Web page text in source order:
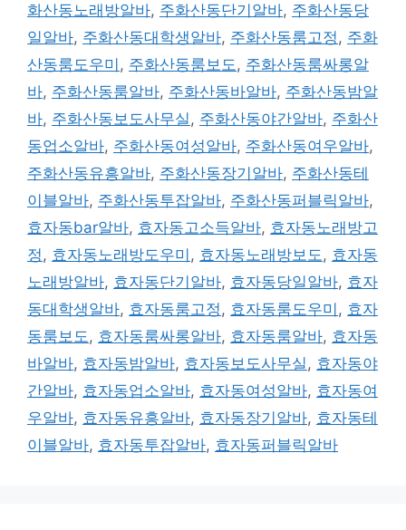
화산동노래방알바, 주화산동단기알바, 주화산동당
일알바, 주화산동대학생알바, 주화산동룸고정, 주화
산동룸도우미 , 주화산동룸보도, 주화산동룸싸롱알
바, 주화산동룸알바, 주화산동바알바, 주화산동밤알
바, 주화산동보도사무실, 주화산동야간알바, 주화산
동업소알바, 주화산동여성알바, 주화산동여우알바,
주화산동유흥알바, 주화산동장기알바, 주화산동테
이블알바, 주화산동투잡알바, 주화산동퍼블릭알바,
효자동bar알바, 효자동고소득알바, 효자동노래방고
정, 효자동노래방도우미 , 효자동노래방보도, 효자동
노래방알바, 효자동단기알바, 효자동당일알바, 효자
동대학생알바, 효자동룸고정, 효자동룸도우미 , 효자
동룸보도, 효자동룸싸롱알바, 효자동룸알바, 효자동
바알바, 효자동밤알바, 효자동보도사무실, 효자동야
간알바, 효자동업소알바, 효자동여성알바, 효자동여
우알바, 효자동유흥알바, 효자동장기알바, 효자동테
이블알바, 효자동투잡알바, 효자동퍼블릭알바